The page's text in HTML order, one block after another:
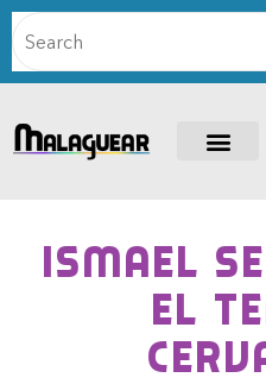
Ismael
el